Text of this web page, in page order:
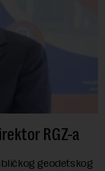
RGZ-a
geodetskog